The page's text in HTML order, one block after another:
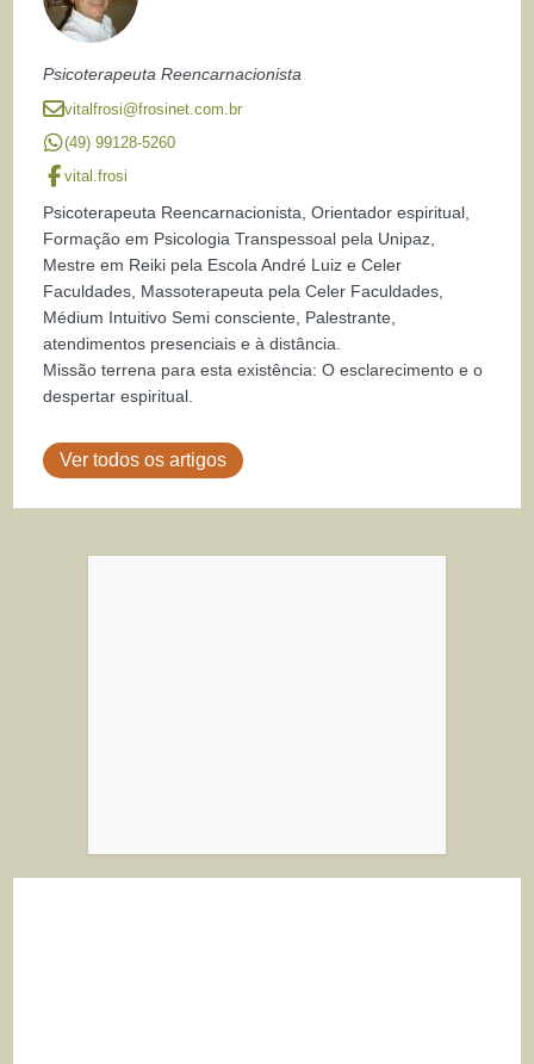
Psicoterapeuta Reencarnacionista
vitalfrosi@frosinet.com.br
(49) 99128-5260
vital.frosi
Psicoterapeuta Reencarnacionista, Orientador espiritual,
Formação em Psicologia Transpessoal pela Unipaz,
Mestre em Reiki pela Escola André Luiz e Celer
Faculdades, Massoterapeuta pela Celer Faculdades,
Médium Intuitivo Semi consciente, Palestrante,
atendimentos presenciais e à distância.
Missão terrena para esta existência: O esclarecimento e o
despertar espiritual.
Ver todos os artigos